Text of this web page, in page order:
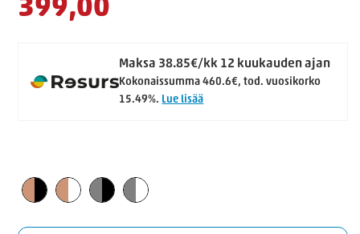
399,00
Maksa 38.85€/kk 12 kuukauden ajan
Kokonaissumma 460.6€, tod. vuosikorko
15.49%. Lue lisää